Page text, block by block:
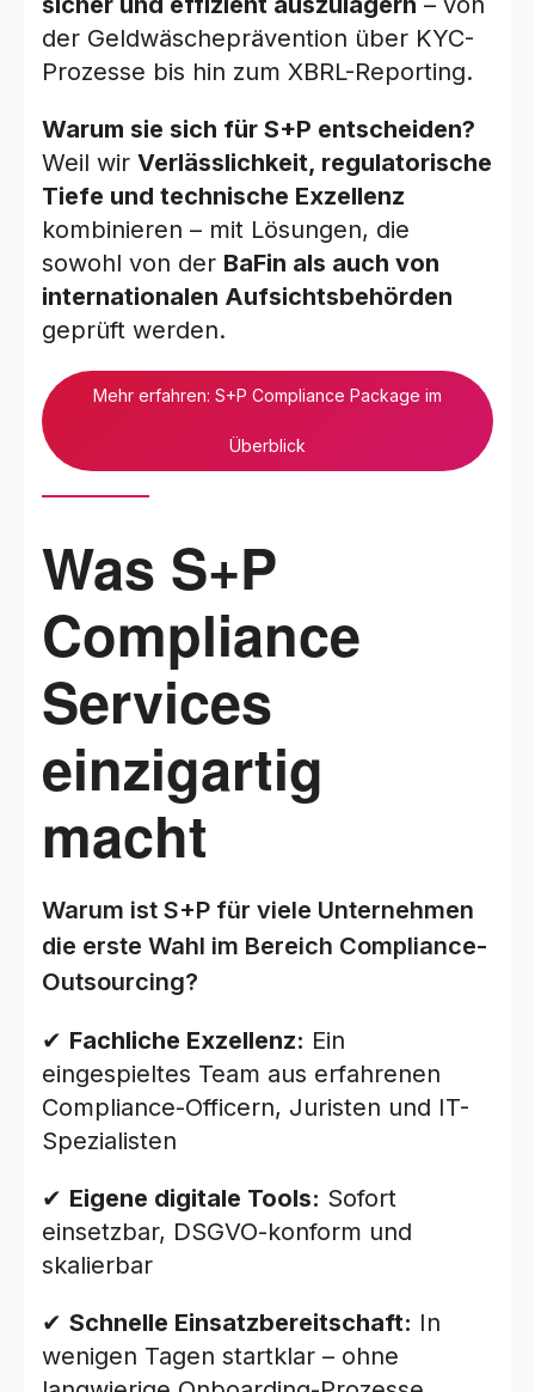
der Geldwäscheprävention über KYC-
Prozesse bis hin zum XBRL-Reporting.
Warum sie sich für S+P entscheiden?
Weil wir Verlässlichkeit, regulatorische
Tiefe und technische Exzellenz
kombinieren – mit Lösungen, die
sowohl von der BaFin als auch von
internationalen Aufsichtsbehörden
geprüft werden.
Mehr erfahren: S+P Compliance Package im
Überblick
Was S+P
Compliance
Services
einzigartig
macht
Warum ist S+P für viele Unternehmen
die erste Wahl im Bereich Compliance-
Outsourcing?
✔ Fachliche Exzellenz: Ein
eingespieltes Team aus erfahrenen
Compliance-Officern, Juristen und IT-
Spezialisten
✔ Eigene digitale Tools: Sofort
einsetzbar, DSGVO-konform und
skalierbar
✔ Schnelle Einsatzbereitschaft: In
wenigen Tagen startklar – ohne